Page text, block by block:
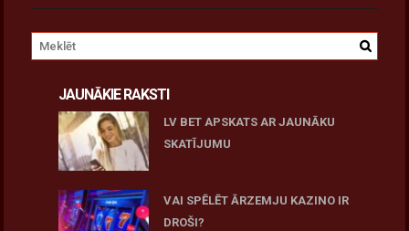
JAUNĀKIE RAKSTI
LV BET APSKATS AR JAUNĀKU
SKATĪJUMU
VAI SPĒLĒT ĀRZEMJU KAZINO IR
DROŠI?